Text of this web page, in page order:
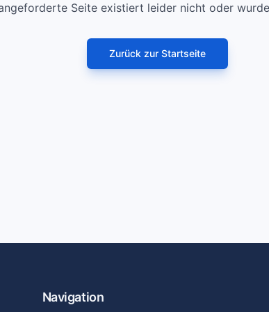
Seite existiert leider nicht oder
Zurück zur Startseite
Navigation